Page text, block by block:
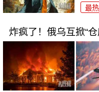
最热
炸疯了！俄乌互掀“